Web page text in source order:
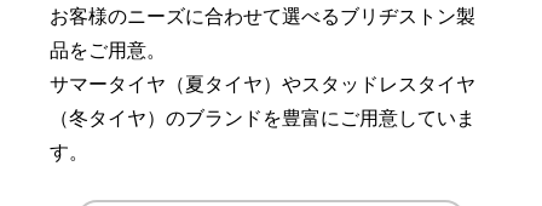
お客様のニーズに合わせて選べるブリヂストン製
品をご用意。
サマータイヤ（夏タイヤ）やスタッドレスタイヤ
（冬タイヤ）のブランドを豊富にご用意していま
す。